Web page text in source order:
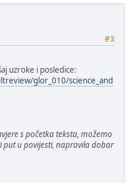
#3
uzroke i posledice:
glor_010/science_and
s početka teksta, možemo
put u povijesti, napravila dobar